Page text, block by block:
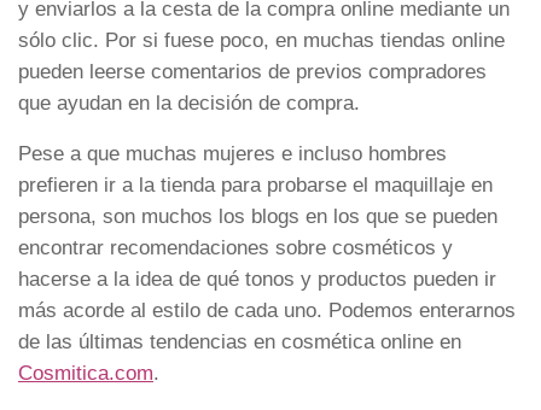
y enviarlos a la cesta de la compra online mediante un
sólo clic. Por si fuese poco, en muchas tiendas online
pueden leerse comentarios de previos compradores
que ayudan en la decisión de compra.
Pese a que muchas mujeres e incluso hombres
prefieren ir a la tienda para probarse el maquillaje en
persona, son muchos los blogs en los que se pueden
encontrar recomendaciones sobre cosméticos y
hacerse a la idea de qué tonos y productos pueden ir
más acorde al estilo de cada uno. Podemos enterarnos
de las últimas tendencias en cosmética online en
Cosmitica.com.